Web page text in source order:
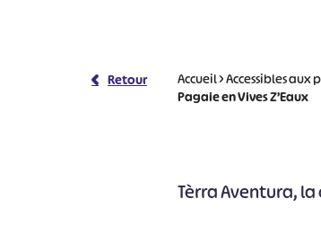
Retour Accueil>Accessibles aux
Pagaie en Vives Z’Eaux
Tèrra Aventura, la